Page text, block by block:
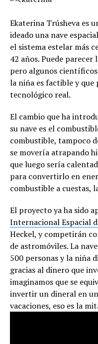
Ekaterina Trúsheva es
ideado una nave
el sistema estelar más
42 años. Puede
pero algunos
la niña es factible y que
tecnológico real.
El cambio que ha
su nave es el
combustible, tampoco
se movería atrapando
que luego sería
para convertirlo en
combustible a cuestas,
El proyecto ya ha sido
Internacional Espacial
Heckel, y competirán
de astromóviles. La
500 personas y la niña
gracias al dinero que
imaginamos que se
invertir un dineral en un
vacaciones, eso es la